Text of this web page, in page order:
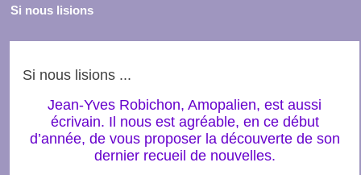
Si nous lisions
Si nous lisions ...
Jean-Yves Robichon, Amopalien, est aussi
écrivain. Il nous est agréable, en ce début
d’année, de vous proposer la découverte de son
dernier recueil de nouvelles.